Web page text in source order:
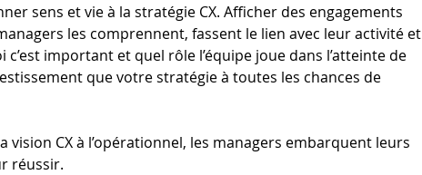
sens et vie à la stratégie CX. Afficher des engagements
les comprennent, fassent le lien avec leur activité et
important et quel rôle l’équipe joue dans l’atteinte de
que votre stratégie à toutes les chances de
vision CX à l’opérationnel, les managers embarquent leurs
réussir.